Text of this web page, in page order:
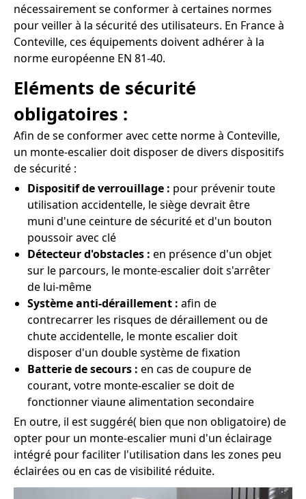
nécessairement se conformer à certaines normes
pour veiller à la sécurité des utilisateurs. En France à
Conteville, ces équipements doivent adhérer à la
norme européenne EN 81-40.
Eléments de sécurité
obligatoires :
Afin de se conformer avec cette norme à Conteville,
un monte-escalier doit disposer de divers dispositifs
de sécurité :
Dispositif de verrouillage : pour prévenir toute
utilisation accidentelle, le siège devrait être
muni d'une ceinture de sécurité et d'un bouton
poussoir avec clé
Détecteur d'obstacles : en présence d'un objet
sur le parcours, le monte-escalier doit s'arrêter
de lui-même
Système anti-déraillement : afin de
contrecarrer les risques de déraillement ou de
chute accidentelle, le monte escalier doit
disposer d'un double système de fixation
Batterie de secours : en cas de coupure de
courant, votre monte-escalier se doit de
fonctionner viaune alimentation secondaire
En outre, il est suggéré( bien que non obligatoire) de
opter pour un monte-escalier muni d'un éclairage
intégré pour faciliter l'utilisation dans les zones peu
éclairées ou en cas de visibilité réduite.